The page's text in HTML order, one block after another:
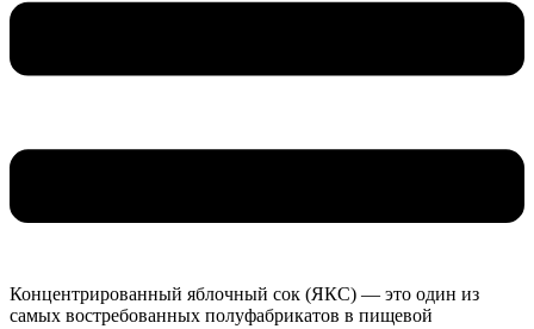
Концентрированный яблочный сок (ЯКС) — это один из
самых востребованных полуфабрикатов в пищевой